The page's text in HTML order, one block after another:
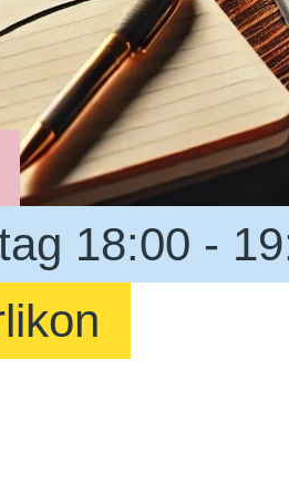
18:00 -